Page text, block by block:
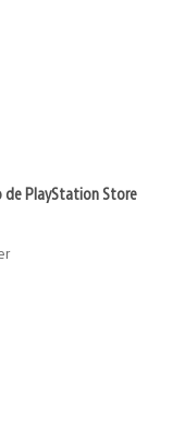
de PlayStation Store